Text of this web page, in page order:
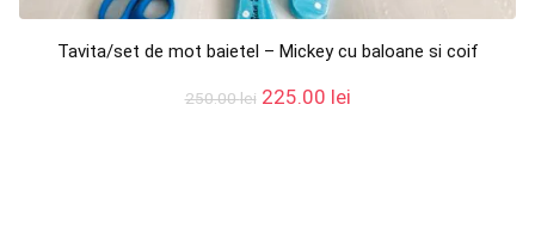
Tavita/set de mot baietel – Mickey cu baloane si coif
250.00lei Prețul
225.00 leiPrețul